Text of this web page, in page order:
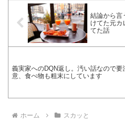
結論から言
けてた元カ
てた話
義実家へのDQN返し。汚い話なので要
意、食べ物も粗末にしています
ホーム スカッと